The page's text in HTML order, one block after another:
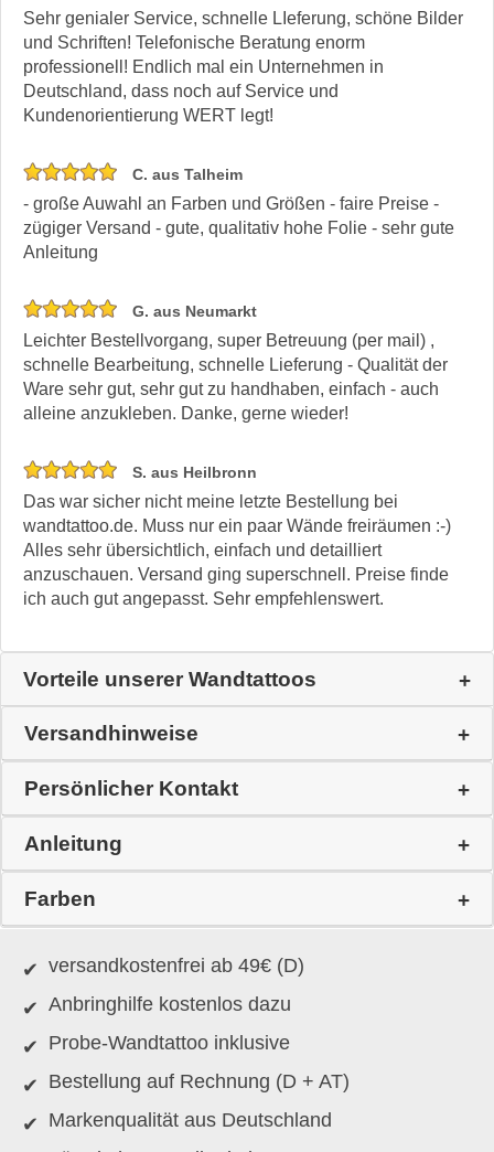
Sehr genialer Service, schnelle LIeferung, schöne Bilder
und Schriften! Telefonische Beratung enorm
professionell! Endlich mal ein Unternehmen in
Deutschland, dass noch auf Service und
Kundenorientierung WERT legt!
C. aus Talheim
- große Auwahl an Farben und Größen - faire Preise -
zügiger Versand - gute, qualitativ hohe Folie - sehr gute
Anleitung
G. aus Neumarkt
Leichter Bestellvorgang, super Betreuung (per mail) ,
schnelle Bearbeitung, schnelle Lieferung - Qualität der
Ware sehr gut, sehr gut zu handhaben, einfach - auch
alleine anzukleben. Danke, gerne wieder!
S. aus Heilbronn
Das war sicher nicht meine letzte Bestellung bei
wandtattoo.de. Muss nur ein paar Wände freiräumen :-)
Alles sehr übersichtlich, einfach und detailliert
anzuschauen. Versand ging superschnell. Preise finde
ich auch gut angepasst. Sehr empfehlenswert.
Vorteile unserer Wandtattoos
Versandhinweise
Persönlicher Kontakt
Anleitung
Farben
versandkostenfrei ab 49€ (D)
Anbringhilfe kostenlos dazu
Probe-Wandtattoo inklusive
Bestellung auf Rechnung (D + AT)
Markenqualität aus Deutschland